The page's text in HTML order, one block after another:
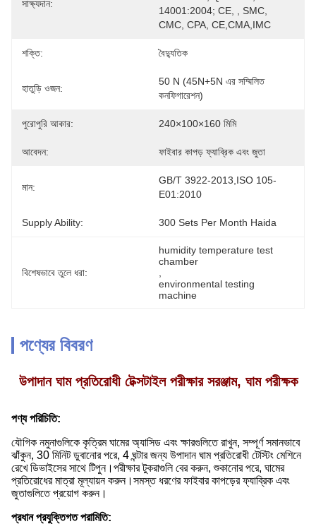
সাক্ষ্যদান:
14001:2004; CE, , SMC,
CMC, CPA, CE,CMA,IMC
শক্তি: বৈদ্যুতিক
হাতুড়ি ওজন:
50 N (45N+5N এর সম্মিলিত
কনফিগারেশন)
পুরোপুরি আকার: 240×100×160 মিমি
আবেদন: ফাইবার কাপড় ফ্যাব্রিক এবং জুতা
মান:
GB/T 3922-2013,ISO 105-
E01:2010
Supply Ability: 300 Sets Per Month Haida
বিশেষভাবে তুলে ধরা:
humidity temperature test
chamber
environmental testing
machine
পণ্যের বিবরণ
উপাদান ঘাম প্রতিরোধী টেক্সটাইল পরীক্ষার সরঞ্জাম, ঘাম পরীক্ষক
পণ্য পরিচিতি:
যৌগিক নমুনাগুলিকে কৃত্রিম ঘামের অ্যাসিড এবং ক্ষারগুলিতে রাখুন, সম্পূর্ণ সমানভাবে
ঝাঁকুন, 30 মিনিট ডুবানোর পরে, 4 ঘন্টার জন্য উপাদান ঘাম প্রতিরোধী টেস্টিং মেশিনে
রেখে ডিভাইসের সাথে টিপুন।পরীক্ষার টুকরাগুলি বের করুন, শুকানোর পরে, ঘামের
প্রতিরোধের মাত্রা মূল্যায়ন করুন।সমস্ত ধরণের ফাইবার কাপড়ের ফ্যাব্রিক এবং
জুতাগুলিতে প্রয়োগ করুন।
প্রধান প্রযুক্তিগত পরামিতি: